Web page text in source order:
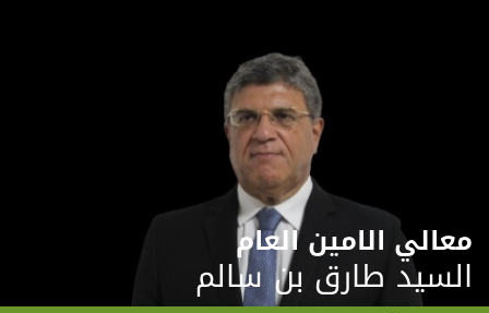
معالي الامين العام
السيد طارق بن سالم